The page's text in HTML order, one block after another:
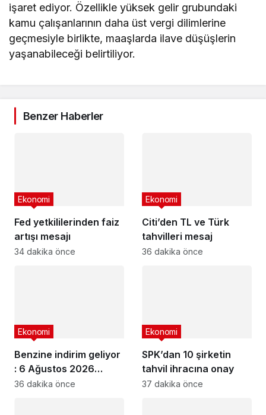
işaret ediyor. Özellikle yüksek gelir grubundaki
kamu çalışanlarının daha üst vergi dilimlerine
geçmesiyle birlikte, maaşlarda ilave düşüşlerin
yaşanabileceği belirtiliyor.
Benzer Haberler
Fed yetkililerinden faiz
artışı mesajı
Ekonomi
34 dakika önce
Citi’den TL ve Türk
tahvilleri mesaj
Ekonomi
36 dakika önce
Benzine indirim geliyor
: 6 Ağustos 2026
güncel akaryakıt
Ekonomi
36 dakika önce
SPK’dan 10 şirketin
tahvil ihracına onay
Ekonomi
37 dakika önce